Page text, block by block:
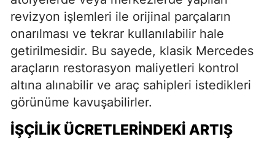
revizyon işlemleri ile orijinal parçaların
onarılması ve tekrar kullanılabilir hale
getirilmesidir. Bu sayede, klasik Mercedes
araçların restorasyon maliyetleri kontrol
altına alınabilir ve araç sahipleri istedikleri
görünüme kavuşabilirler.
İŞÇILIK ÜCRETLERINDEKI ARTIŞ